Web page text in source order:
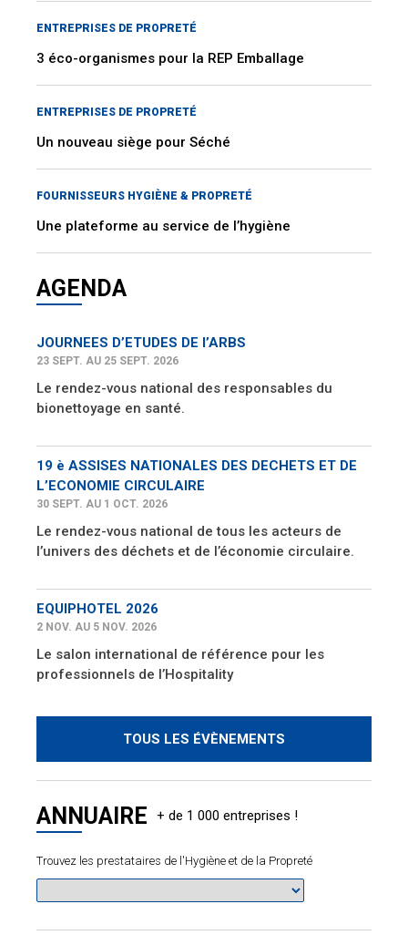
ENTREPRISES DE PROPRETÉ
3 éco-organismes pour la REP Emballage
ENTREPRISES DE PROPRETÉ
Un nouveau siège pour Séché
FOURNISSEURS HYGIÈNE & PROPRETÉ
Une plateforme au service de l’hygiène
AGENDA
JOURNEES D’ETUDES DE l’ARBS
23 SEPT. AU 25 SEPT. 2026
Le rendez-vous national des responsables du
bionettoyage en santé.
19 è ASSISES NATIONALES DES DECHETS ET DE
L’ECONOMIE CIRCULAIRE
30 SEPT. AU 1 OCT. 2026
Le rendez-vous national de tous les acteurs de
l’univers des déchets et de l’économie circulaire.
EQUIPHOTEL 2026
2 NOV. AU 5 NOV. 2026
Le salon international de référence pour les
professionnels de l’Hospitality
TOUS LES ÉVÈNEMENTS
ANNUAIRE
Trouvez les prestataires de l'Hygiène et de la Propreté